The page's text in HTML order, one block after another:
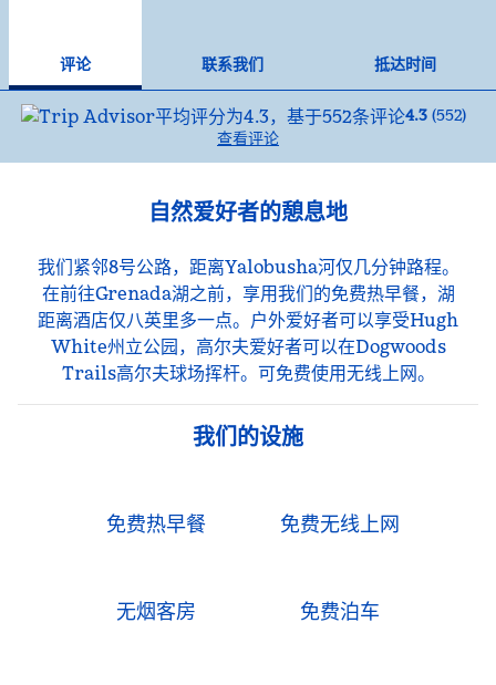
评论 联系我们
抵达时间
4.3 (552)
查看评论
自然爱好者的憩息地
我们紧邻8号公路，距离Yalobusha河仅几分钟路程。
在前往Grenada湖之前，享用我们的免费热早餐，湖
距离酒店仅八英里多一点。户外爱好者可以享受Hugh
White州立公园，高尔夫爱好者可以在Dogwoods
Trails高尔夫球场挥杆。可免费使用无线上网。
我们的设施
免费热早餐 免费无线上网
无烟客房 免费泊车